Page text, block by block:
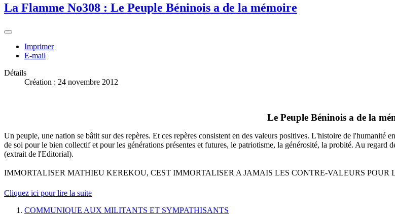
La Flamme No308 : Le Peuple Béninois a de la mémoire
Imprimer
E-mail
Détails
Création : 24 novembre 2012
Le Peuple Béninois a de la
Un peuple, une nation se bâtit sur des repères. Et ces repères consistent en des valeurs positives. L'histoire de l'humanité
de soi pour le bien collectif et pour les générations présentes et futures, le patriotisme, la générosité, la probité. Au regard
(extrait de l'Editorial).
IMMORTALISER MATHIEU KEREKOU, CEST IMMORTALISER A JAMAIS LES CONTRE-VALEURS POUR
Cliquez ici pour lire la suite
COMMUNIQUE AUX MILITANTS ET SYMPATHISANTS